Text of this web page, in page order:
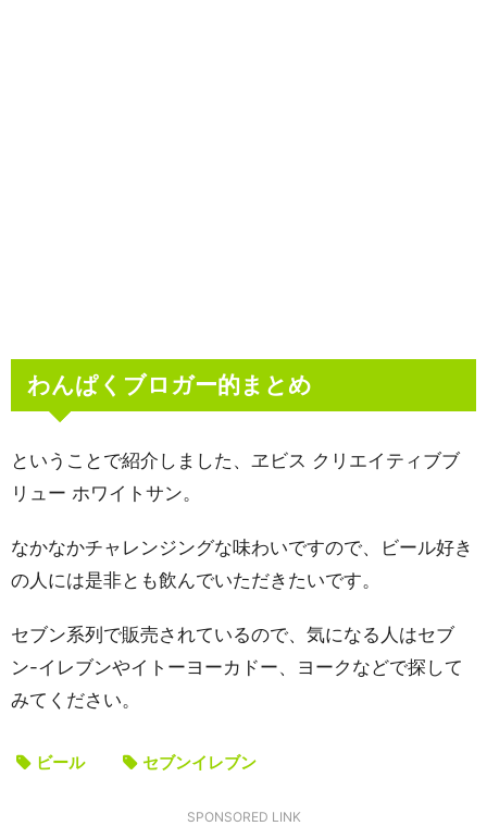
わんぱくブロガー的まとめ
ということで紹介しました、ヱビス クリエイティブブ
リュー ホワイトサン。
なかなかチャレンジングな味わいですので、ビール好き
の人には是非とも飲んでいただきたいです。
セブン系列で販売されているので、気になる人はセブ
ン-イレブンやイトーヨーカドー、ヨークなどで探して
みてください。
ビール セブンイレブン
SPONSORED LINK